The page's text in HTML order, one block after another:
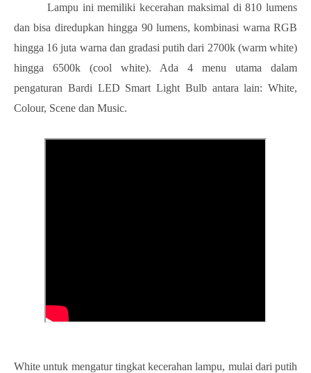
Lampu ini memiliki kecerahan maksimal di 810 lumens
dan bisa diredupkan hingga 90 lumens, kombinasi warna RGB
hingga 16 juta warna dan gradasi putih dari 2700k (warm white)
hingga 6500k (cool white). Ada 4 menu utama dalam
pengaturan Bardi LED Smart Light Bulb antara lain: White,
Colour, Scene dan Music.
White untuk mengatur tingkat kecerahan lampu, mulai dari putih